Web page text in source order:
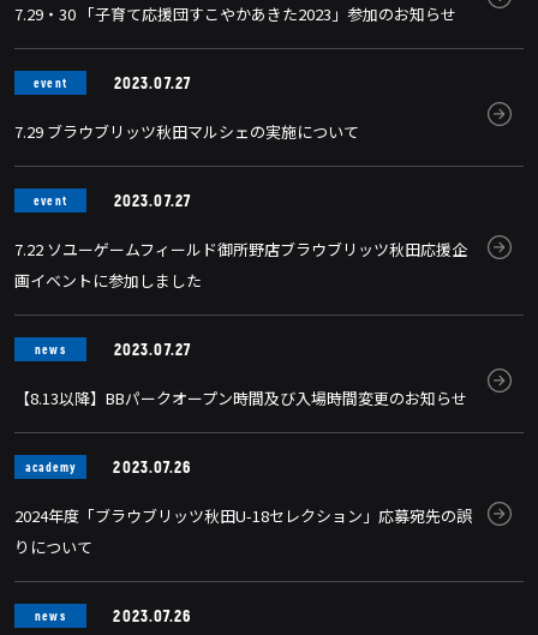
7.29・30 「子育て応援団すこやかあきた2023」参加のお知らせ
event 2023.07.27
7.29 ブラウブリッツ秋田マルシェの実施について
event 2023.07.27
7.22 ソユーゲームフィールド御所野店ブラウブリッツ秋田応援企
画イベントに参加しました
news 2023.07.27
【8.13以降】BBパークオープン時間及び入場時間変更のお知らせ
academy 2023.07.26
2024年度「ブラウブリッツ秋田U-18セレクション」応募宛先の誤
りについて
news 2023.07.26